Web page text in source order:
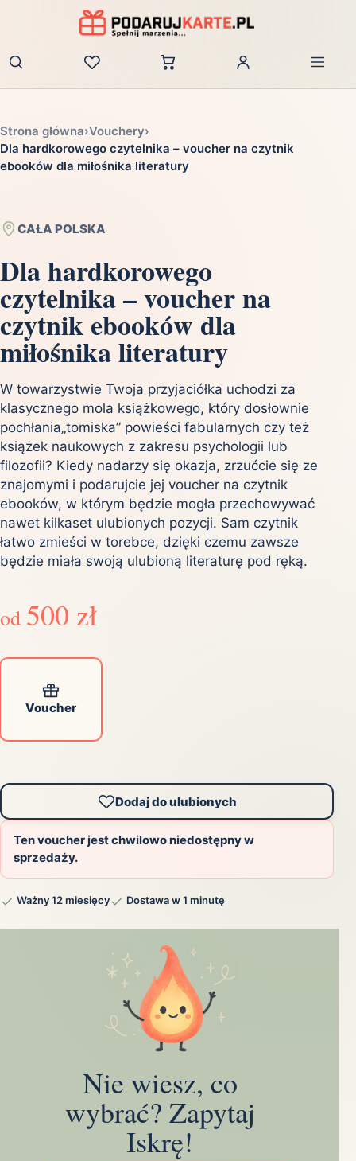
Zaloguj
Strona główna›Vouchery›
Dla hardkorowego czytelnika – voucher na czytnik
ebooków dla miłośnika literatury
CAŁA POLSKA
Dla hardkorowego
czytelnika – voucher na
czytnik ebooków dla
miłośnika literatury
W towarzystwie Twoja przyjaciółka uchodzi za
klasycznego mola książkowego, który dosłownie
pochłania„tomiska” powieści fabularnych czy też
książek naukowych z zakresu psychologii lub
filozofii? Kiedy nadarzy się okazja, zrzućcie się ze
znajomymi i podarujcie jej voucher na czytnik
ebooków, w którym będzie mogła przechowywać
nawet kilkaset ulubionych pozycji. Sam czytnik
łatwo zmieści w torebce, dzięki czemu zawsze
będzie miała swoją ulubioną literaturę pod ręką.
od 500 zł
Voucher
Dodaj do ulubionych
Ten voucher jest chwilowo niedostępny w
sprzedaży.
Ważny 12 miesięcy Dostawa w 1 minutę
Nie wiesz, co
wybrać? Zapytaj
Iskrę!